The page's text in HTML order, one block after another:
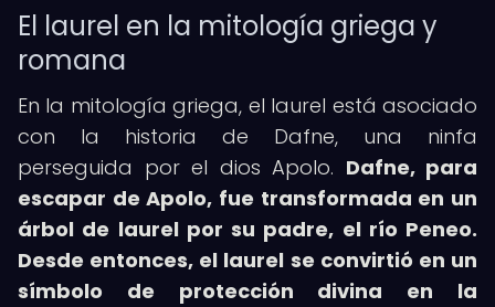
El laurel en la mitología griega y
romana
En la mitología griega, el laurel está asociado
con la historia de Dafne, una ninfa
perseguida por el dios Apolo. Dafne, para
escapar de Apolo, fue transformada en un
árbol de laurel por su padre, el río Peneo.
Desde entonces, el laurel se convirtió en un
símbolo de protección divina en la